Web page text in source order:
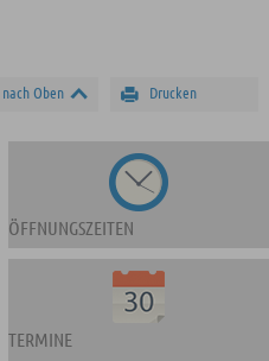
Drucken
nach Oben
ÖFFNUNGSZEITEN
TERMINE